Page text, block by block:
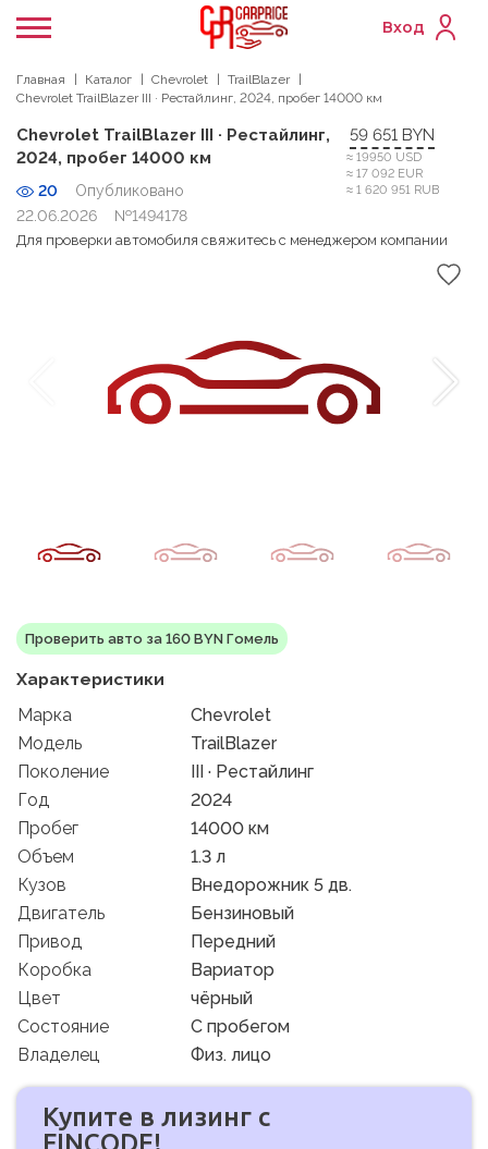
Вход
Главная Каталог Chevrolet
TrailBlazer
Chevrolet TrailBlazer III · Рестайлинг, 2024, пробег 14000 км
Chevrolet TrailBlazer III · Рестайлинг,
2024, пробег 14000 км
20
Опубликовано
22.06.2026
№1494178
59 651 BYN
≈ 19950 USD
≈ 17 092 EUR
≈ 1 620 951 RUB
Для проверки автомобиля свяжитесь с менеджером компании
Проверить авто за 160 BYN Гомель
Характеристики
Марка
Chevrolet
Модель
TrailBlazer
Поколение
III · Рестайлинг
Год
2024
Пробег
14000 км
Объем
1.3 л
Кузов
Внедорожник 5 дв.
Двигатель
Бензиновый
Привод
Передний
Коробка
Вариатор
Цвет
чёрный
Состояние
C пробегом
Владелец
Физ. лицо
Купите в лизинг с
FINCODE!